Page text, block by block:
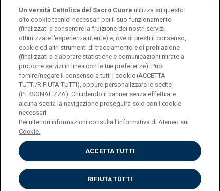
© Università Cattolica del Sacro Cuore
Largo A. Gemelli 1, 20123 Milano
Privacy
Cookies
Impostazione Cookies
Università Cattolica del Sacro Cuore utilizza su questo
sito cookie tecnici necessari per il suo funzionamento
(finalizzati a consentire la fruizione dei nostri servizi,
ottimizzare l'esperienza utente) e, ove si presti il consenso,
cookie ed altri strumenti di tracciamento e di profilazione
(finalizzati a elaborare statistiche e comunicazioni mirate a
proporre servizi in linea con le tue preferenze). Puoi
fornire/negare il consenso a tutti i cookie (ACCETTA
TUTTI/RIFIUTA TUTTI), oppure personalizzare le scelte
(PERSONALIZZA). Chiudendo il banner senza effettuare
alcuna scelta la navigazione proseguirà solo con i cookie
necessari.
Per ulteriori informazioni consulta l'informativa di Ateneo sui
Cookie.
ACCETTA TUTTI
RIFIUTA TUTTI